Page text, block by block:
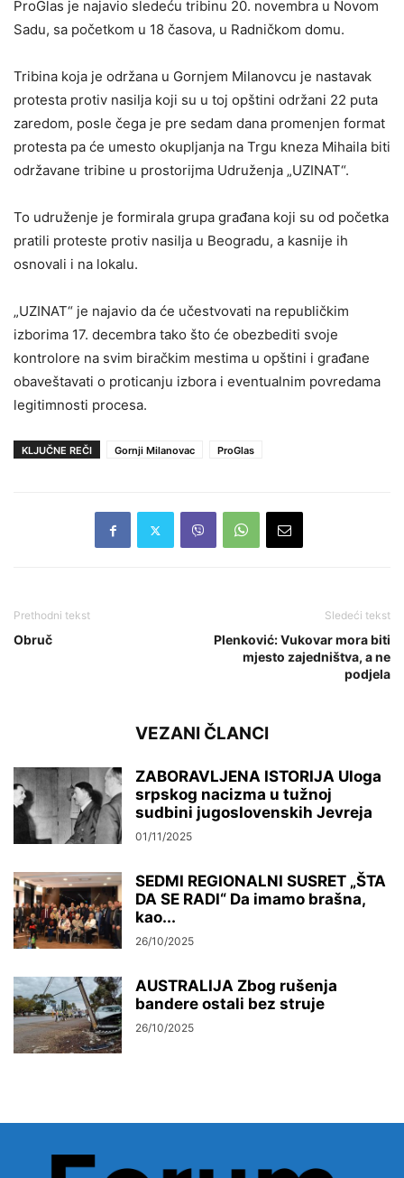
ProGlas je najavio sledeću tribinu 20. novembra u Novom
Sadu, sa početkom u 18 časova, u Radničkom domu.
Tribina koja je održana u Gornjem Milanovcu je nastavak
protesta protiv nasilja koji su u toj opštini održani 22 puta
zaredom, posle čega je pre sedam dana promenjen format
protesta pa će umesto okupljanja na Trgu kneza Mihaila biti
održavane tribine u prostorijma Udruženja „UZINAT“.
To udruženje je formirala grupa građana koji su od početka
pratili proteste protiv nasilja u Beogradu, a kasnije ih
osnovali i na lokalu.
„UZINAT“ je najavio da će učestvovati na republičkim
izborima 17. decembra tako što će obezbediti svoje
kontrolore na svim biračkim mestima u opštini i građane
obaveštavati o proticanju izbora i eventualnim povredama
legitimnosti procesa.
KLJUČNE REČI Gornji Milanovac ProGlas
Prethodni tekst
Obruč
Sledeći tekst
Plenković: Vukovar mora biti
mjesto zajedništva, a ne
podjela
VEZANI ČLANCI
ZABORAVLJENA ISTORIJA Uloga
srpskog nacizma u tužnoj
sudbini jugoslovenskih Jevreja
01/11/2025
SEDMI REGIONALNI SUSRET „ŠTA
DA SE RADI“ Da imamo brašna,
kao...
26/10/2025
AUSTRALIJA Zbog rušenja
bandere ostali bez struje
26/10/2025